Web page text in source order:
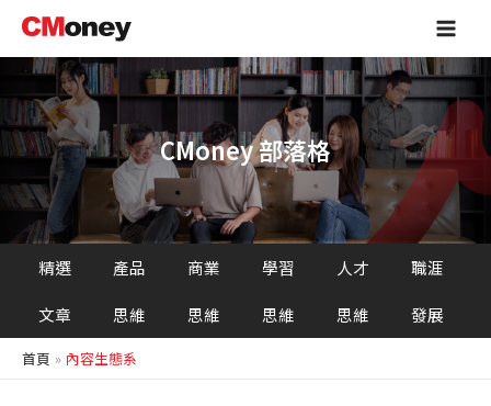
主
容
Main
CMoney 部落格
精選
文章
產品
思維
商業
思維
學習
思維
人才
思維
職涯
發展
首頁 內容生態系